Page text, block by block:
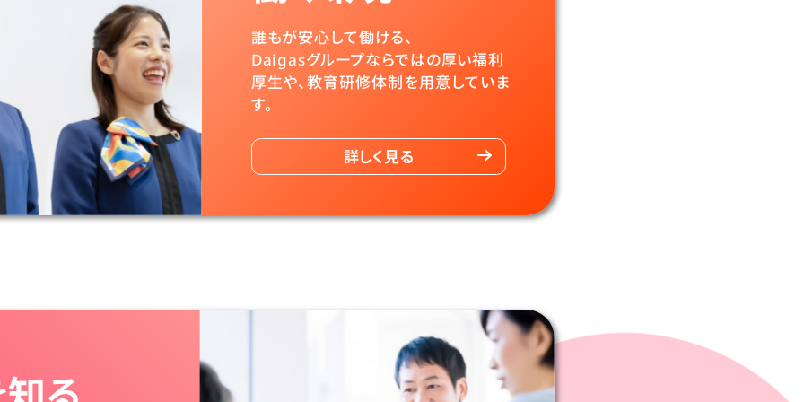
誰もが安心して働ける、
Daigasグループならではの厚い福利
厚生や、教育研修体制を用意していま
す。
詳しく見る